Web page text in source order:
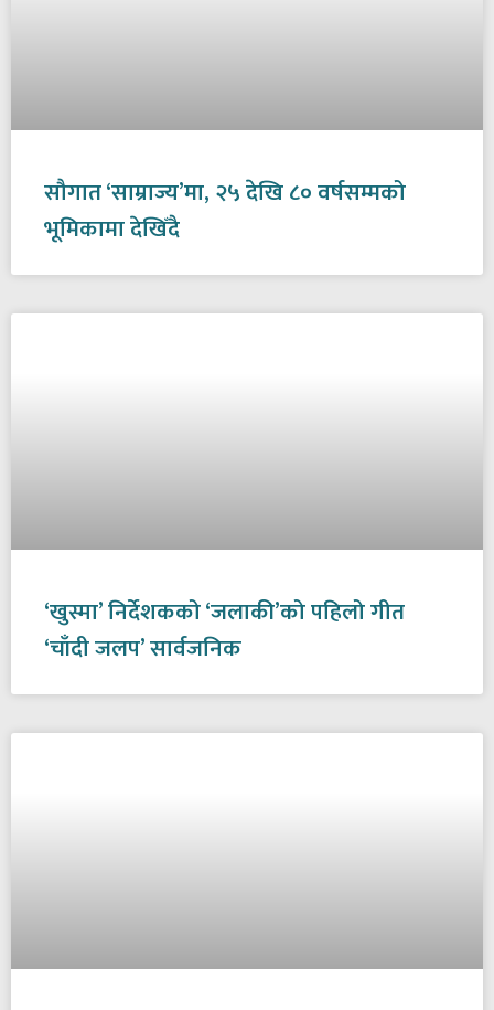
सौगात ‘साम्राज्य’मा, २५ देखि ८० वर्षसम्मको
भूमिकामा देखिँदै
‘खुस्मा’ निर्देशकको ‘जलाकी’को पहिलो गीत
‘चाँदी जलप’ सार्वजनिक